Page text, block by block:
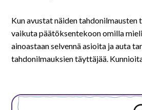
Kun avustat näiden tahdonilmausten
vaikuta päätöksentekoon omilla
ainoastaan selvennä asioita ja auta
tahdonilmauksien täyttäjää.